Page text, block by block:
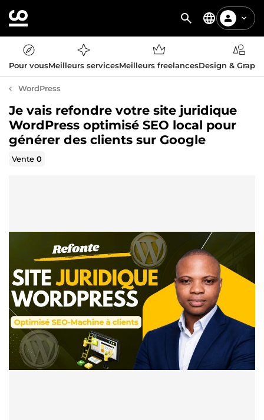
Pour vousMeilleurs servicesMeilleurs freelancesDesign &
WordPress
Je vais refondre votre site juridique
WordPress optimisé SEO local pour
générer des clients sur Google
Vente0